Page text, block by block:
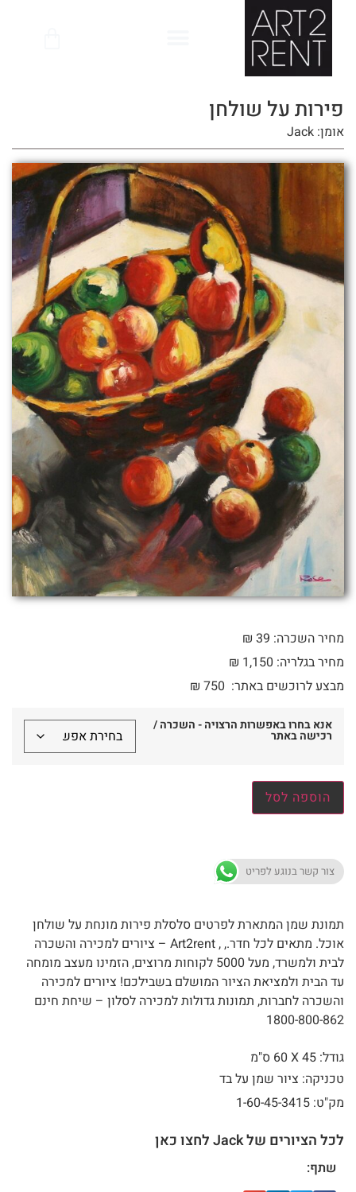
פירות על שולחן
אומן: Jack
מחיר השכרה: 39 ₪
מחיר בגלריה: 1,150 ₪
מבצע לרוכשים באתר:
₪ 750
אנא בחרו באפשרות הרצויה - השכרה /
רכישה באתר
הוספה לסל
צור קשר בנוגע לפריט
תמונת שמן המתארת לפרטים סלסלת פירות מונחת על שולחן
אוכל. מתאים לכל חדר., , Art2rent – ציורים למכירה והשכרה
לבית ולמשרד, מעל 5000 לקוחות מרוצים, הזמינו מעצב מומחה
עד הבית ולמציאת הציור המושלם בשבילכם! ציורים למכירה
והשכרה לחברות, תמונות גדולות למכירה לסלון – שיחת חינם
1800-800-862
גודל: 45 X
60 ס"מ
טכניקה: ציור שמן על בד
מק"ט: 1-60-45-3415
לכל הציורים של Jack לחצו כאן
שתף: